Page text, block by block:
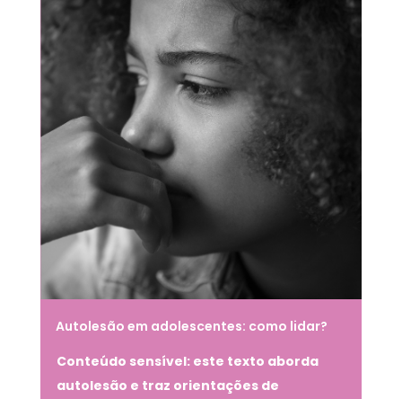
Autolesão em adolescentes: como lidar?
Conteúdo sensível: este texto aborda
autolesão e traz orientações de